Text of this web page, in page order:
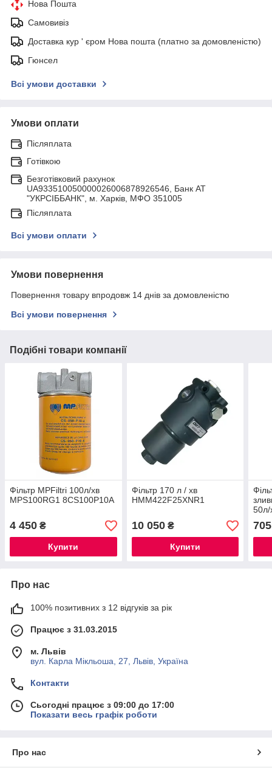
Нова Пошта
Самовивіз
Доставка кур ' єром Нова пошта (платно за домовленістю)
Гюнсел
Всі умови доставки
Умови оплати
Післяплата
Готівкою
Безготівковий рахунок
UA933510050000026006878926546, Банк АТ
"УКРСIББАНК", м. Харків, МФО 351005
Післяплата
Всі умови оплати
Умови повернення
Повернення товару впродовж 14 днів за домовленістю
Всі умови повернення
Подібні товари компанії
Фільтр MPFiltri 100л/хв
MPS100RG1 8CS100P10A
4 450 ₴
Купити
Фільтр 170 л / хв
HMM422F25XNR1
10 050₴
Купити
50л/
705
Про нас
100% позитивних з 12 відгуків за рік
Працює з 31.03.2015
м. Львів
вул. Карла Мікльоша, 27, Львів, Україна
Контакти
Сьогодні працює з 09:00 до 17:00
Показати весь графік роботи
Про нас